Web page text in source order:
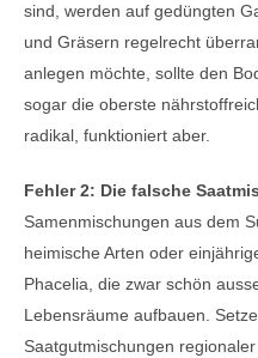
sind, werden auf gedüngten
und Gräsern regelrecht
anlegen möchte, sollte den
sogar die oberste
radikal, funktioniert aber.
Fehler 2: Die falsche
Samenmischungen aus dem
heimische Arten oder
Phacelia, die zwar schön
Lebensräume aufbauen.
Saatgutmischungen